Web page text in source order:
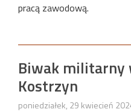
pracą zawodową.
Biwak
Kostrzyn
poniedziałek, 29 kwiecień